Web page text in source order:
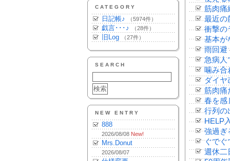
CATEGORY
日記帳♪ （5974件）
戯言･･･♪ （28件）
旧Log （27件）
SEARCH
NEW ENTRY
888
2026/08/08 New!
Mrs.Donut
2026/08/07
筋肉痛
最近の
衝撃の
基本が
雨回避
急病人
噛み合
ダイヤ
筋肉痛
春を感
行列の
HELP
強過ぎ
ぐで
週休二